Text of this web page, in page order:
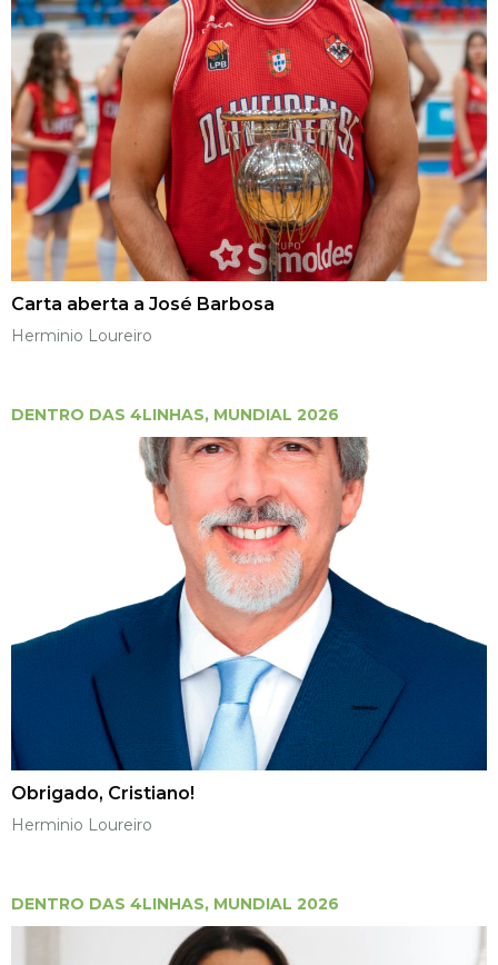
Carta aberta a José Barbosa
Herminio Loureiro
DENTRO DAS 4LINHAS, MUNDIAL 2026
Obrigado, Cristiano!
Herminio Loureiro
DENTRO DAS 4LINHAS, MUNDIAL 2026